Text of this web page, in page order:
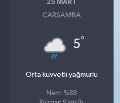
25 MART
ÇARŞAMBA
5°
Orta kuvvetli yağmurlu
Nem: %88